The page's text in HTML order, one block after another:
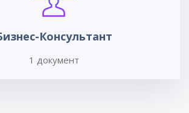
Консультант
1 документ